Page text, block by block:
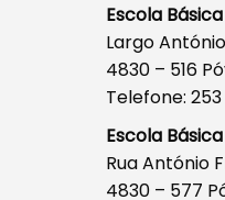
Escola
Largo
4830 – 516
Telefone:
Escola
Rua António
4830 – 577